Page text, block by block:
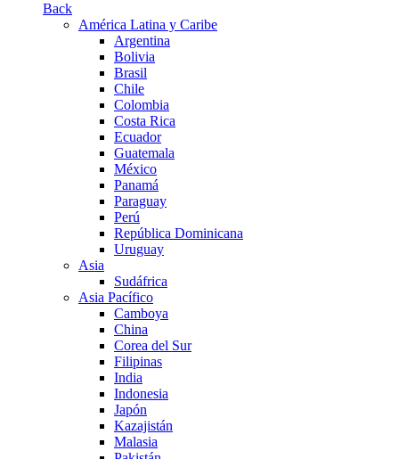
Back
América Latina y Caribe
Argentina
Bolivia
Brasil
Chile
Colombia
Costa Rica
Ecuador
Guatemala
México
Panamá
Paraguay
Perú
República Dominicana
Uruguay
Asia
Sudáfrica
Asia Pacífico
Camboya
China
Corea del Sur
Filipinas
India
Indonesia
Japón
Kazajistán
Malasia